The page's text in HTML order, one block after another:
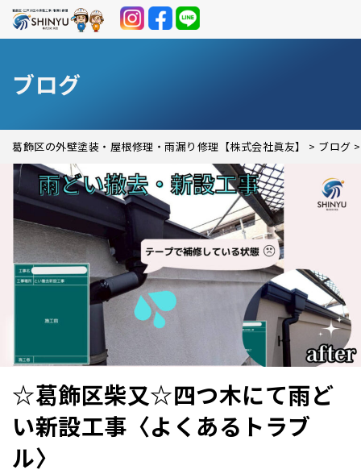
ブログ
葛飾区の外壁塗装・屋根修理・雨漏り修理【株式会社眞友】 > ブログ
☆葛飾区柴又☆四つ木にて雨ど
い新設工事〈よくあるトラブ
ル〉